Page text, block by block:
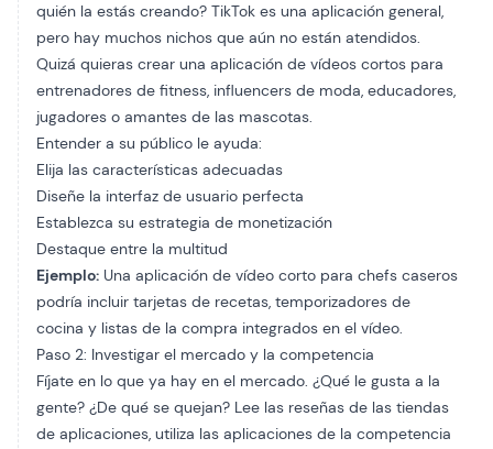
quién la estás creando? TikTok es una aplicación general,
pero hay muchos nichos que aún no están atendidos.
Quizá quieras crear una aplicación de vídeos cortos para
entrenadores de fitness, influencers de moda, educadores,
jugadores o amantes de las mascotas.
Entender a su público le ayuda:
Elija las características adecuadas
Diseñe la interfaz de usuario perfecta
Establezca su estrategia de monetización
Destaque entre la multitud
Ejemplo: Una aplicación de vídeo corto para chefs caseros
podría incluir tarjetas de recetas, temporizadores de
cocina y listas de la compra integrados en el vídeo.
Paso 2: Investigar el mercado y la competencia
Fíjate en lo que ya hay en el mercado. ¿Qué le gusta a la
gente? ¿De qué se quejan? Lee las reseñas de las tiendas
de aplicaciones, utiliza las aplicaciones de la competencia